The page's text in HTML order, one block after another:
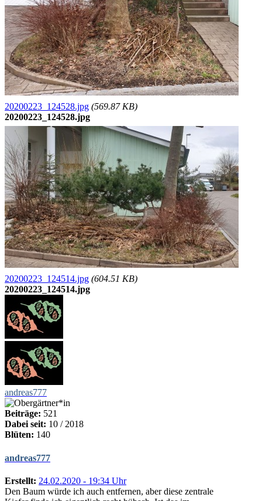
20200223_124528.jpg (569.87 KB)
20200223_124528.jpg
20200223_124514.jpg (604.51 KB)
20200223_124514.jpg
andreas777
Beiträge: 521
Dabei seit: 10 / 2018
Blüten: 140
andreas777
Erstellt: 24.02.2020 - 19:34 Uhr
Den Baum würde ich auch entfernen, aber diese zentrale